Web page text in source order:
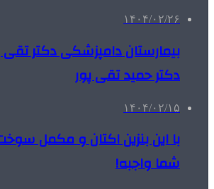
۱۴۰۴/۰۲/۲۶
بیمارستان دامپزشکی دکتر
دکتر حمید تقی پور
۱۴۰۴/۰۲/۱۵
با این بنزین اکتان و مکمل
شما واجبه!